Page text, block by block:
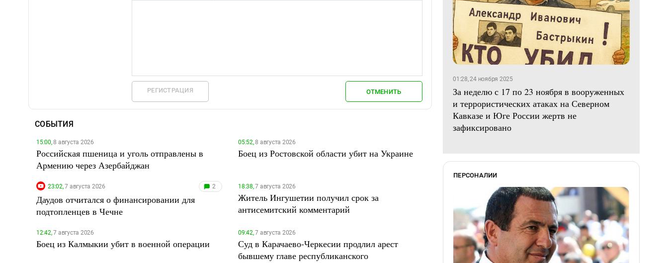
РЕГИСТРАЦИЯ ОТМЕНИТЬ
СОБЫТИЯ
15:00,8 августа 2026
Российская пшеница и уголь отправлены в
Армению через Азербайджан
05:52,8 августа 2026
Боец из Ростовской области убит на Украине
23:02,7 августа 2026 2
Даудов отчитался о финансировании для
подтопленцев в Чечне
18:38,7 августа 2026
Житель Ингушетии получил срок за
антисемитский комментарий
12:42,7 августа 2026
Боец из Калмыкии убит в военной операции
09:42,7 августа 2026
Суд в Карачаево-Черкесии продлил арест
бывшему главе республиканского
01:28, 24 ноября 2025
За неделю с 17 по 23 ноября в вооруженных
и террористических атаках на Северном
Кавказе и Юге России жертв не
зафиксировано
ПЕРСОНАЛИИ